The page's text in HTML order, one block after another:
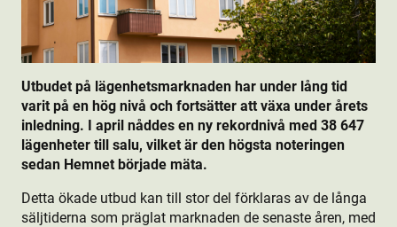
Utbudet på lägenhetsmarknaden har under lång tid
varit på en hög nivå och fortsätter att växa under årets
inledning. I april nåddes en ny rekordnivå med 38 647
lägenheter till salu, vilket är den högsta noteringen
sedan Hemnet började mäta.
Detta ökade utbud kan till stor del förklaras av de långa
säljtiderna som präglat marknaden de senaste åren, med